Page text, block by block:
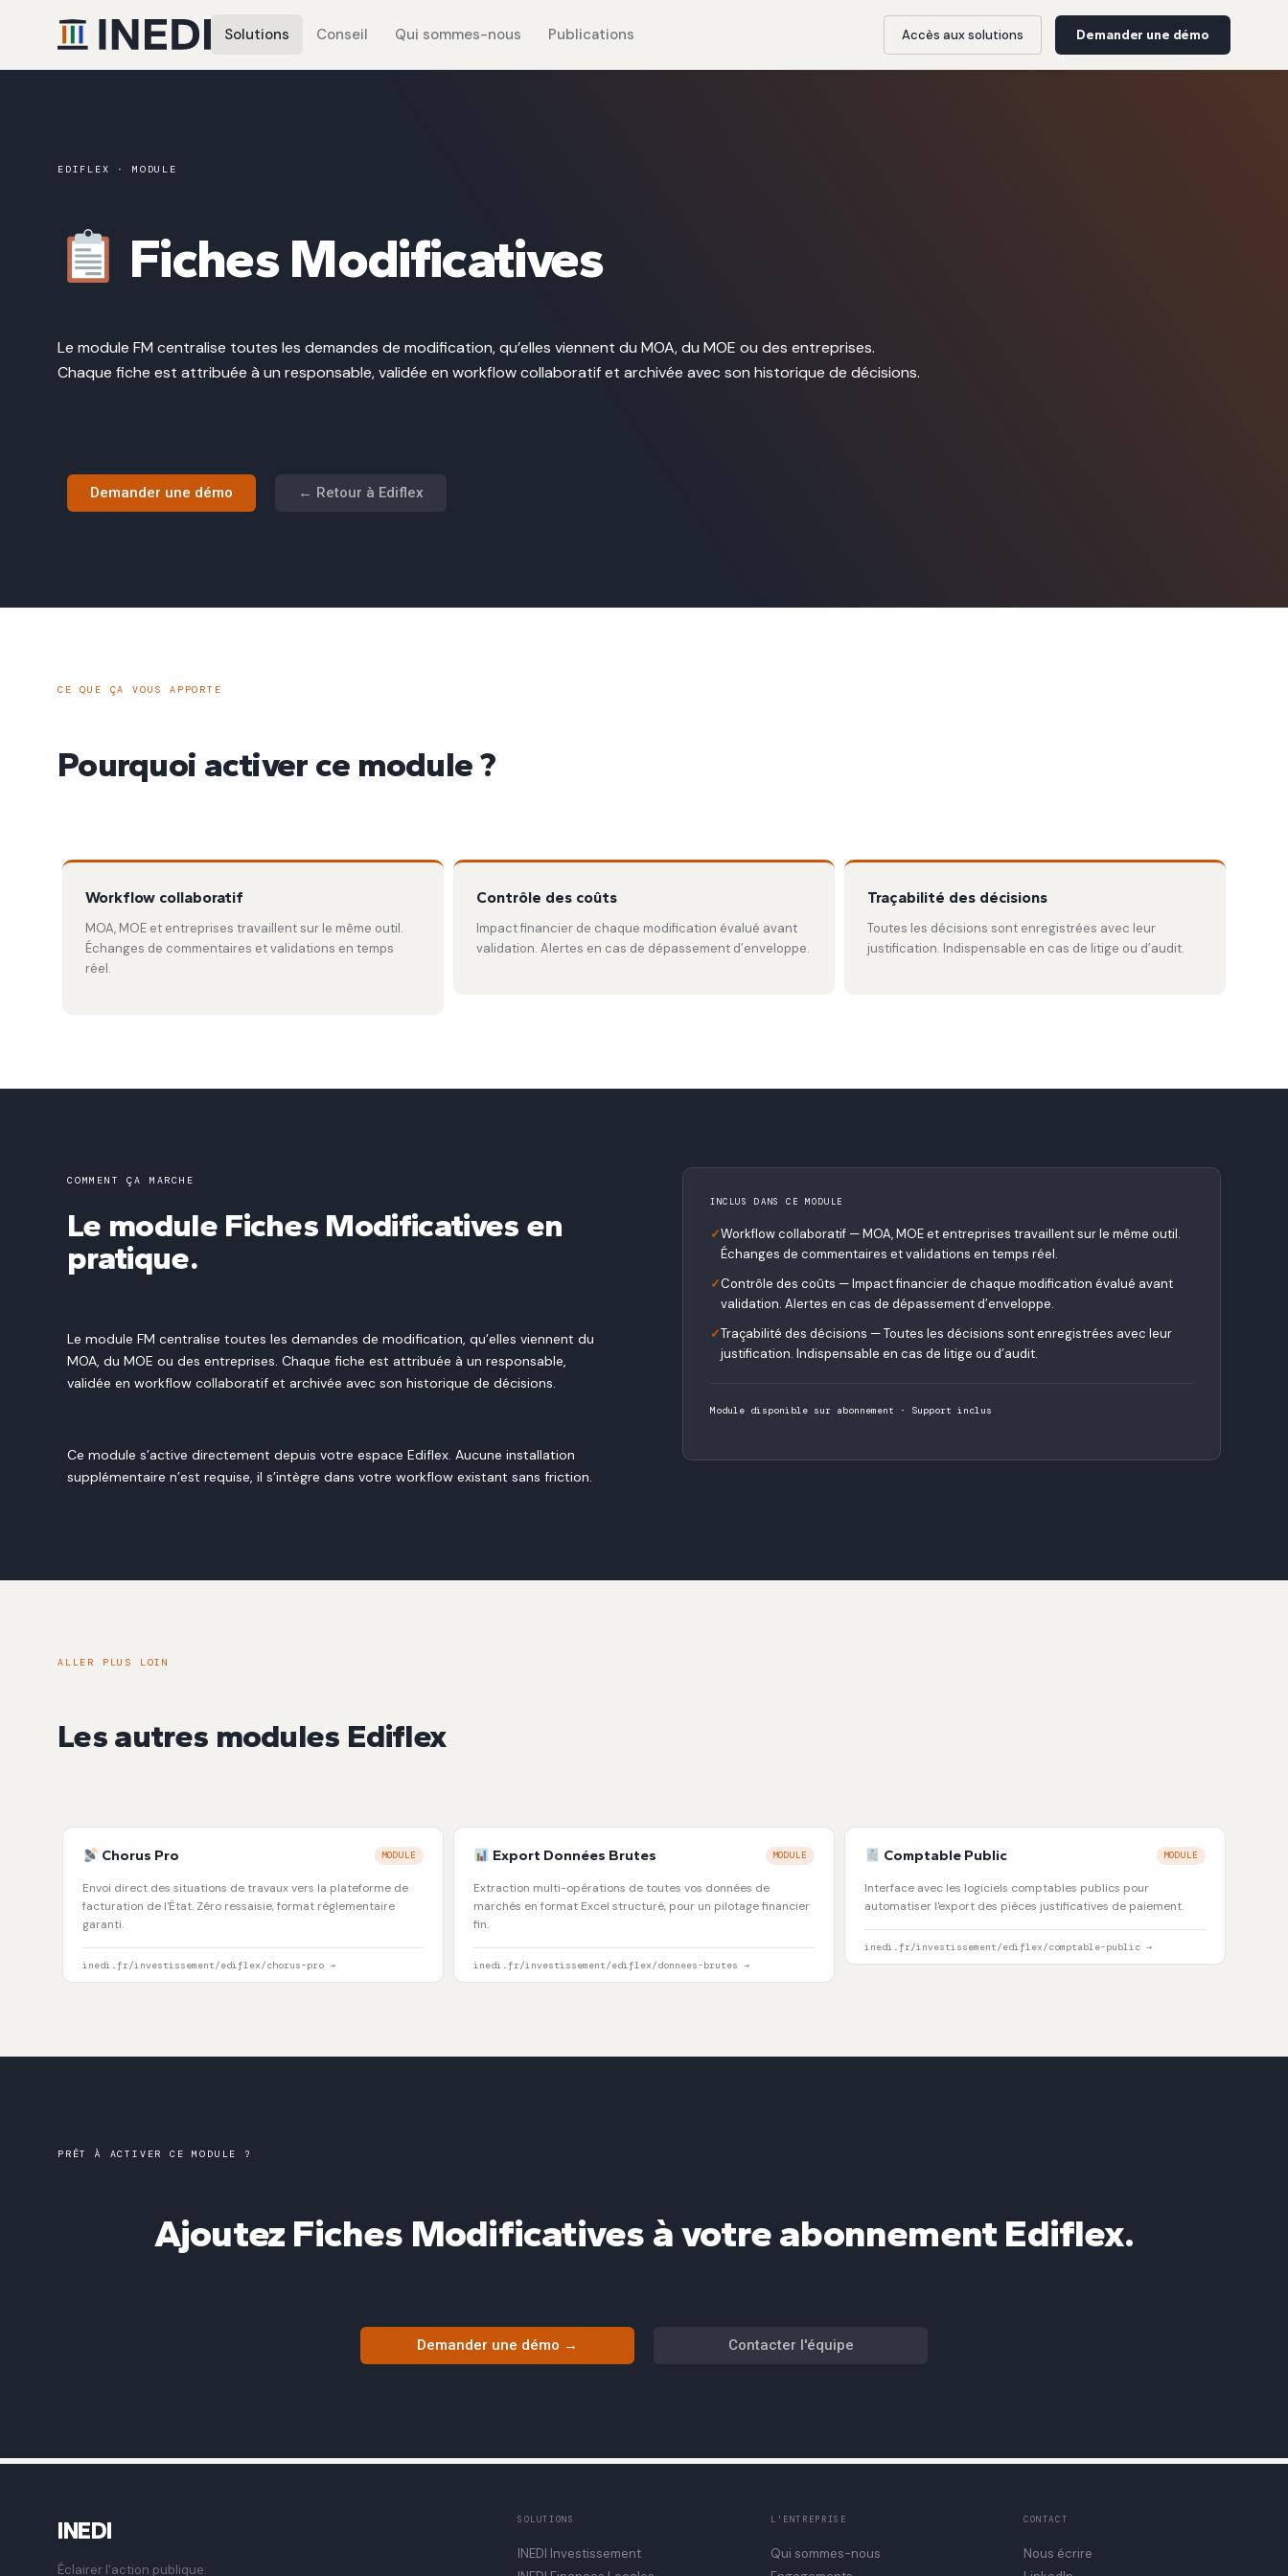
Solutions Conseil Qui sommes-nous Publications Accès aux solutions Demander une démo
EDIFLEX · MODULE
Fiches Modificatives
Le module FM centralise toutes les demandes de modification, qu’elles viennent du MOA, du MOE ou des entreprises.
Chaque fiche est attribuée à un responsable, validée en workflow collaboratif et archivée avec son historique de décisions.
Demander une démo ← Retour à Ediflex
CE QUE ÇA VOUS APPORTE
Pourquoi activer ce module ?
Workflow collaboratif
MOA, MOE et entreprises travaillent sur le même outil.
Échanges de commentaires et validations en temps
réel.
Contrôle des coûts
Impact financier de chaque modification évalué avant
validation. Alertes en cas de dépassement d’enveloppe.
Traçabilité des décisions
Toutes les décisions sont enregistrées avec leur
justification. Indispensable en cas de litige ou d’audit.
COMMENT ÇA MARCHE
Le module Fiches Modificatives en
pratique.
Le module FM centralise toutes les demandes de modification, qu’elles viennent du
MOA, du MOE ou des entreprises. Chaque fiche est attribuée à un responsable,
validée en workflow collaboratif et archivée avec son historique de décisions.
Ce module s’active directement depuis votre espace Ediflex. Aucune installation
supplémentaire n’est requise, il s’intègre dans votre workflow existant sans friction.
INCLUS DANS CE MODULE
✓Workflow collaboratif — MOA, MOE et entreprises travaillent sur le même outil.
Échanges de commentaires et validations en temps réel.
✓Contrôle des coûts — Impact financier de chaque modification évalué avant
validation. Alertes en cas de dépassement d’enveloppe.
✓Traçabilité des décisions — Toutes les décisions sont enregistrées avec leur
justification. Indispensable en cas de litige ou d’audit.
Module disponible sur abonnement · Support inclus
ALLER PLUS LOIN
Les autres modules Ediflex
Chorus Pro MODULE
Envoi direct des situations de travaux vers la plateforme de
facturation de l'État. Zéro ressaisie, format réglementaire
garanti.
inedi.fr/investissement/ediflex/chorus-pro →
Export Données Brutes MODULE
Extraction multi-opérations de toutes vos données de
marchés en format Excel structuré, pour un pilotage financier
fin.
inedi.fr/investissement/ediflex/donnees-brutes →
Comptable Public MODULE
Interface avec les logiciels comptables publics pour
automatiser l'export des pièces justificatives de paiement.
inedi.fr/investissement/ediflex/comptable-public →
PRÊT À ACTIVER CE MODULE ?
Ajoutez Fiches Modificatives à votre abonnement Ediflex.
Demander une démo → Contacter l'équipe
INEDI
Éclairer l'action publique.
SOLUTIONS
INEDI Investissement
L'ENTREPRISE
Qui sommes-nous
CONTACT
Nous écrire